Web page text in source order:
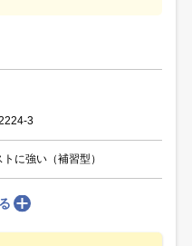
3
に強い（補習型）